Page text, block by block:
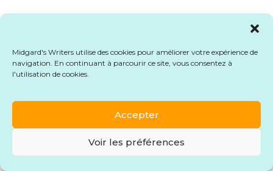
Midgard's Writers utilise des cookies pour améliorer votre expérience de
navigation. En continuant à parcourir ce site, vous consentez à
l'utilisation de cookies.
Accepter
Voir les préférences